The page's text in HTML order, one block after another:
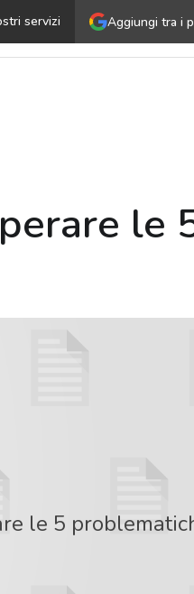
Aggiungi tra i
servizi industriali:
le
le 5